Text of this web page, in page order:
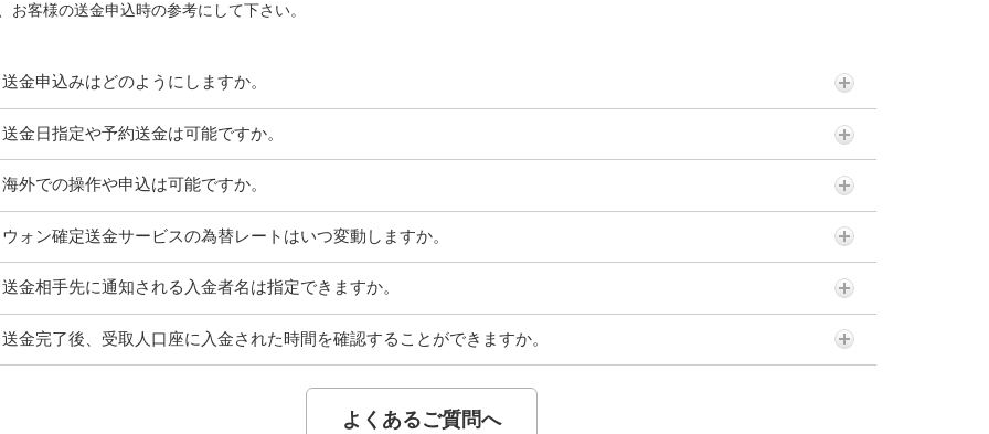
お客様の送金申込時の参考にして下さい。
送金申込みはどのようにしますか。
送金日指定や予約送金は可能ですか。
海外での操作や申込は可能ですか。
ウォン確定送金サービスの為替レートはいつ変動しますか。
送金相手先に通知される入金者名は指定できますか。
送金完了後、受取人口座に入金された時間を確認することができますか。
よくあるご質問へ